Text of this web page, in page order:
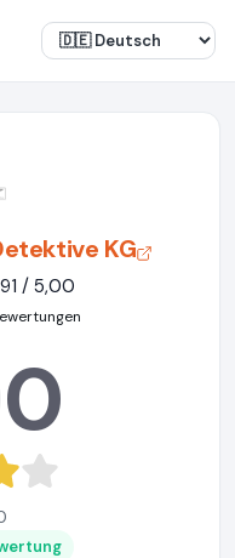
KG
/ 5,00